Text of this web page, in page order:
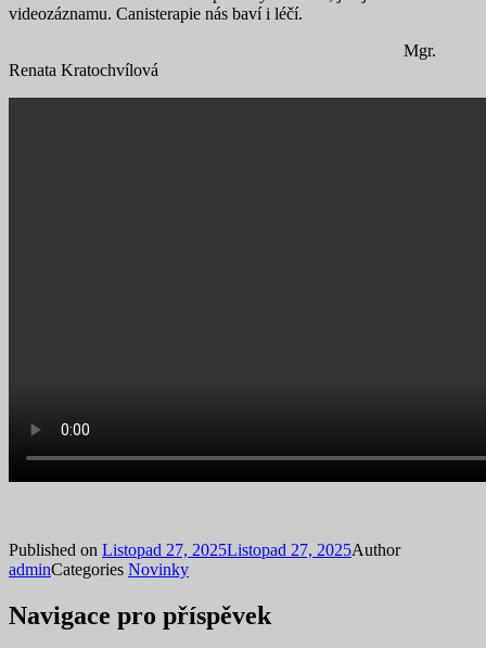
videozáznamu. Canisterapie nás baví i léčí.
Mgr.
Renata Kratochvílová
Published on Listopad 27, 2025Listopad 27, 2025Author
adminCategories Novinky
Navigace pro příspěvek